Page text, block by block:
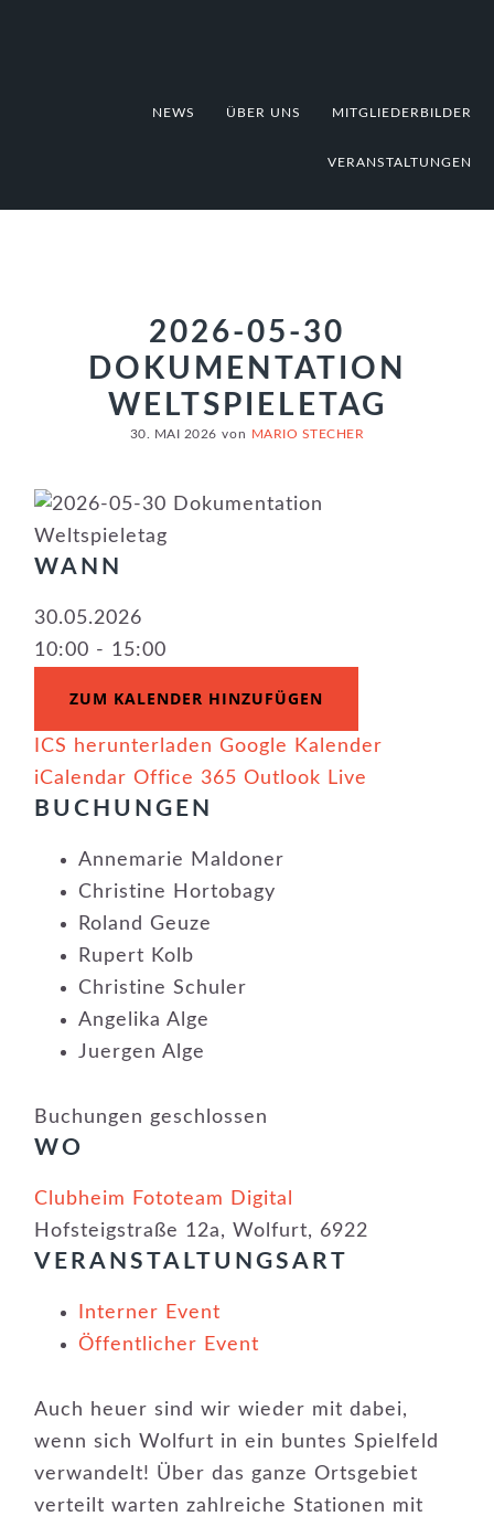
NEWS ÜBER UNS MITGLIEDERBILDER
VERANSTALTUNGEN
2026-05-30
DOKUMENTATION
WELTSPIELETAG
30. MAI 2026 von MARIO STECHER
WANN
30.05.2026
10:00 - 15:00
ZUM KALENDER HINZUFÜGEN
ICS herunterladen Google Kalender
iCalendar Office 365 Outlook Live
BUCHUNGEN
Annemarie Maldoner
Christine Hortobagy
Roland Geuze
Rupert Kolb
Christine Schuler
Angelika Alge
Juergen Alge
Buchungen geschlossen
WO
Clubheim Fototeam Digital
Hofsteigstraße 12a, Wolfurt, 6922
VERANSTALTUNGSART
Interner Event
Öffentlicher Event
Auch heuer sind wir wieder mit dabei,
wenn sich Wolfurt in ein buntes Spielfeld
verwandelt! Über das ganze Ortsgebiet
verteilt warten zahlreiche Stationen mit